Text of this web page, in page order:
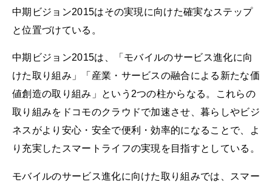
中期ビジョン2015はその実現に向けた確実なステップ
と位置づけている。
中期ビジョン2015は、「モバイルのサービス進化に向
けた取り組み」「産業・サービスの融合による新たな価
値創造の取り組み」という2つの柱からなる。これらの
取り組みをドコモのクラウドで加速させ、暮らしやビジ
ネスがより安心・安全で便利・効率的になることで、よ
り充実したスマートライフの実現を目指すとしている。
モバイルのサービス進化に向けた取り組みでは、スマー